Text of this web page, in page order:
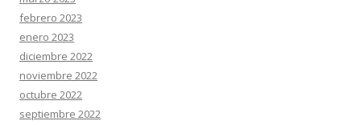
febrero 2023
enero 2023
diciembre 2022
noviembre 2022
octubre 2022
septiembre 2022